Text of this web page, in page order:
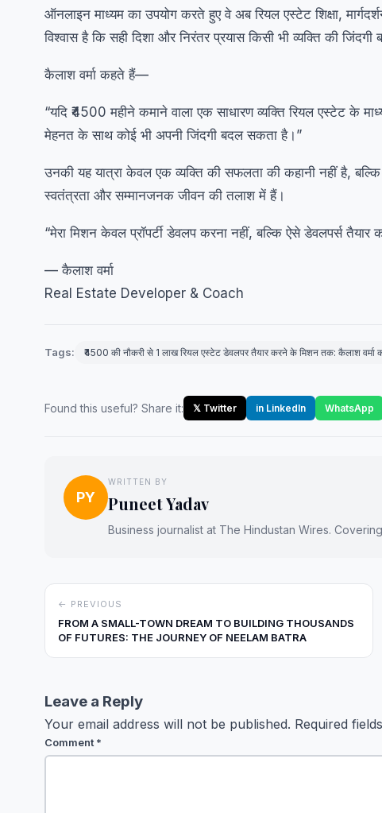
ऑनलाइन माध्यम का उपयोग करते हुए वे अब रियल एस्टेट शिक्षा,
विश्वास है कि सही दिशा और निरंतर प्रयास किसी भी व्यक्ति की
कैलाश वर्मा कहते हैं—
“यदि ₹4500 महीने कमाने वाला एक साधारण व्यक्ति रियल एस्टेट के
मेहनत के साथ कोई भी अपनी जिंदगी बदल सकता है।”
उनकी यह यात्रा केवल एक व्यक्ति की सफलता की कहानी नहीं है,
स्वतंत्रता और सम्मानजनक जीवन की तलाश में हैं।
“मेरा मिशन केवल प्रॉपर्टी डेवलप करना नहीं, बल्कि ऐसे डेवलपर्स
— कैलाश वर्मा
Real Estate Developer & Coach
Tags: ₹4500 की नौकरी से 1 लाख रियल एस्टेट डेवलपर तैयार करने के मिशन तक: कैलाश वर्मा
Found this useful? Share it: 𝕏 Twitter in LinkedIn WhatsApp
PY
WRITTEN BY
Puneet Yadav
Business journalist at The Hindustan Wires.
← PREVIOUS
FROM A SMALL-TOWN DREAM TO BUILDING THOUSANDS
OF FUTURES: THE JOURNEY OF NEELAM BATRA
Leave a Reply
Your email address will not be published. Required
Comment *